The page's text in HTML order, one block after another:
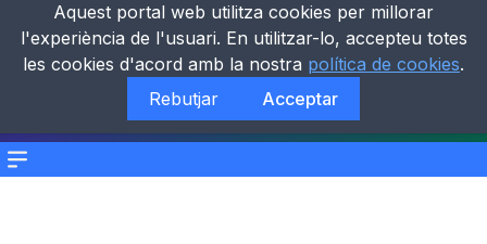
Menu
Aquest portal web utilitza cookies per millorar
l'experiència de l'usuari. En utilitzar-lo, accepteu totes
les cookies d'acord amb la nostra política de cookies.
Rebutjar
Acceptar